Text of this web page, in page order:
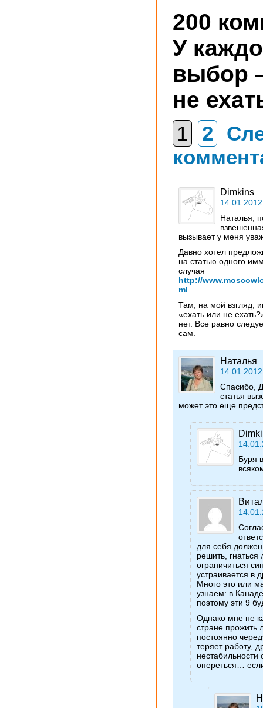
200
У
выбор
не
1 2
Dimkins
Наталья,
вызывает у меня
Давно хотел
на статью одного
случая
http://
ml
Там, на мой взгляд,
«ехать или не
нет. Все равно
сам.
Наталья
Спасибо,
статья
может это еще
Буря
для себя
решить,
ограничиться
устраивается в
Много это или
узнаем: в
поэтому эти 9
Однако мне не
стране прожить
постоянно
теряет работу,
нестабильности
опереться…